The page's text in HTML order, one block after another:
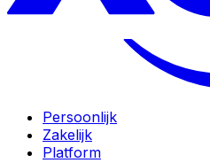
Persoonlijk
Zakelijk
Platform